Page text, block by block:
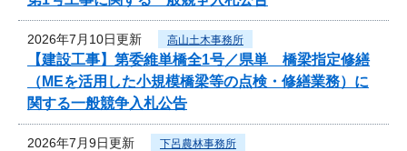
2026年7月10日更新 高山土木事務所
【建設工事】第委維単橋全1号／県単 橋梁指定修繕
（MEを活用した小規模橋梁等の点検・修繕業務）に
関する一般競争入札公告
2026年7月9日更新 下呂農林事務所